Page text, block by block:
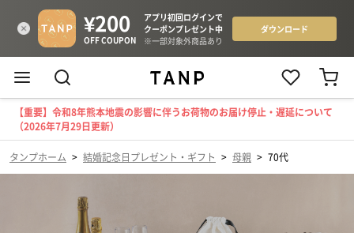
【重要】令和8年熊本地震の影響に伴うお荷物のお届け停止・遅延について
（2026年7月29日更新）
タンプホーム > 結婚記念日プレゼント・ギフト > 母親 > 70代